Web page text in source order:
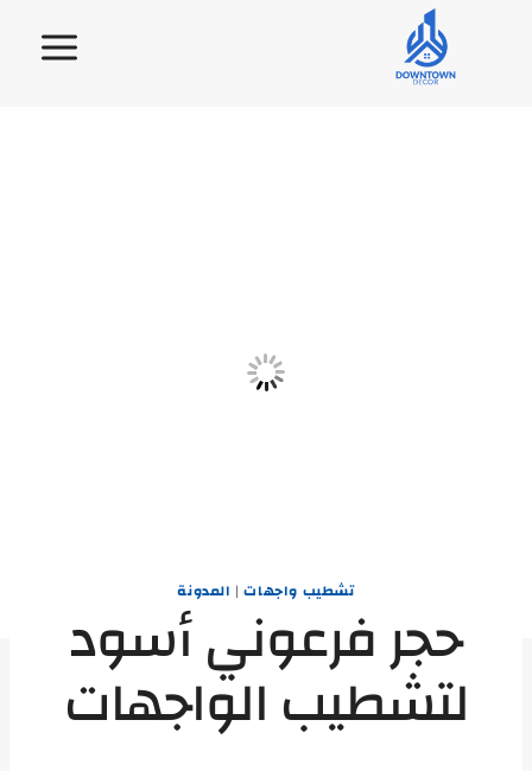
تشطيب واجهات| المدونة
حجر فرعوني أسود
لتشطيب الواجهات